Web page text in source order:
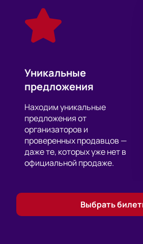
Уникальные
предложения
Находим уникальные
предложения от
организаторов и
проверенных продавцов —
даже те, которых уже нет в
официальной продаже.
Выбрать